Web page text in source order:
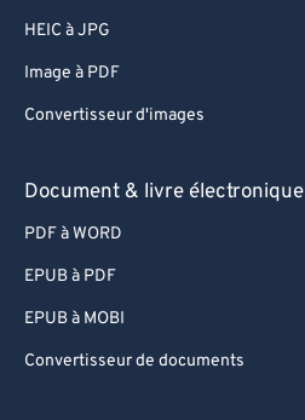
HEIC à JPG
Image à PDF
Convertisseur d'images
Document & livre électronique
PDF à WORD
EPUB à PDF
EPUB à MOBI
Convertisseur de documents